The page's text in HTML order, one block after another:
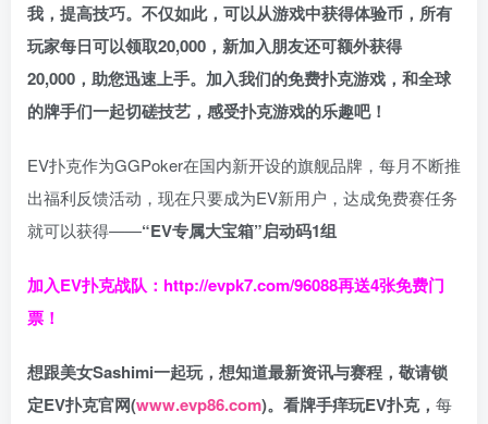
我，提高技巧。不仅如此， 可以从游戏中获得体验币，所有
玩家每日可以领取20,000，新加入朋友还可额外获得
20,000，助您迅速上手。 加入我们的免费扑克游戏，和全球
的牌手们一起切磋技艺，感受扑克游戏的乐趣吧！
EV扑克作为GGPoker在国内新开设的旗舰品牌，每月不断推
出福利反馈活动，现在只要成为EV新用户，达成免费赛任务
就可以获得——“EV专属大宝箱”启动码1组
加入EV扑克战队： http://evpk7.com/96088再送4张免费门
票！
想跟美女Sashimi一起玩， 想知道最新资讯与赛程， 敬请锁
定EV扑克官网(www.evp86.com)。 看牌手痒玩EV扑克， 每